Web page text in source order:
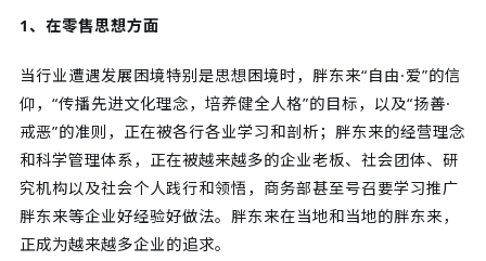
1、在零售思想方面
当行业遭遇发展困境特别是思想困境时，胖东来“自由·爱”的信
仰，“传播先进文化理念，培养健全人格”的目标，以及“扬善·
戒恶”的准则，正在被各行各业学习和剖析；胖东来的经营理念
和科学管理体系，正在被越来越多的企业老板、社会团体、研
究机构以及社会个人践行和领悟，商务部甚至号召要学习推广
胖东来等企业好经验好做法。胖东来在当地和当地的胖东来，
正成为越来越多企业的追求。